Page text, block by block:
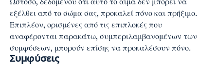
εξέλθει από το σώμα σας, προκαλεί πόνο και πρήξιμο.
Επιπλέον, ορισμένες από τις επιπλοκές που
αναφέρονται παρακάτω, συμπεριλαμβανομένων των
συμφύσεων, μπορούν επίσης να προκαλέσουν πόνο.
Συμφύσεις